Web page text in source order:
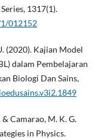
1317(1).
012152
(2020). Kajian Model
dalam Pembelajaran
Biologi Dan Sains,
Camarao, M. K. G.
in Physics.